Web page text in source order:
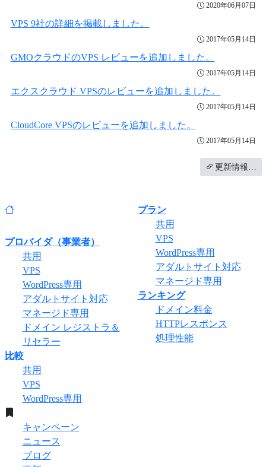
2020年06月07日
VPS 9社の詳細を掲載しました。
2017年05月14日
GMOクラウドのVPS レビューを追加しました。
2017年05月14日
エクスクラウド VPSのレビューを追加しました。
2017年05月14日
CloudCore VPSのレビューを追加しました。
2017年05月14日
更新情報…
プロバイダ（事業者）
共用
VPS
WordPress専用
アダルトサイト対応
マネージド専用
ドメイン レジストラ＆
リセラー
プラン
共用
VPS
WordPress専用
アダルトサイト対応
マネージド専用
ランキング
ドメイン料金
HTTPレスポンス
処理性能
比較
共用
VPS
WordPress専用
キャンペーン
ニュース
ブログ